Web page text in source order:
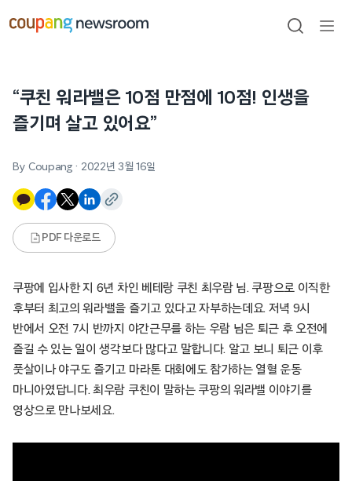
건너뛰기
검색
“쿠친 워라밸은 10점 만점에 10점! 인생을
즐기며 살고 있어요”
By Coupang · 2022년 3월 16일
PDF 다운로드
쿠팡에 입사한 지 6년 차인 베테랑 쿠친 최우람 님. 쿠팡으로 이직한
후부터 최고의 워라밸을 즐기고 있다고 자부하는데요. 저녁 9시
반에서 오전 7시 반까지 야간근무를 하는 우람 님은 퇴근 후 오전에
즐길 수 있는 일이 생각보다 많다고 말합니다. 알고 보니 퇴근 이후
풋살이나 야구도 즐기고 마라톤 대회에도 참가하는 열혈 운동
마니아였답니다. 최우람 쿠친이 말하는 쿠팡의 워라밸 이야기를
영상으로 만나보세요.